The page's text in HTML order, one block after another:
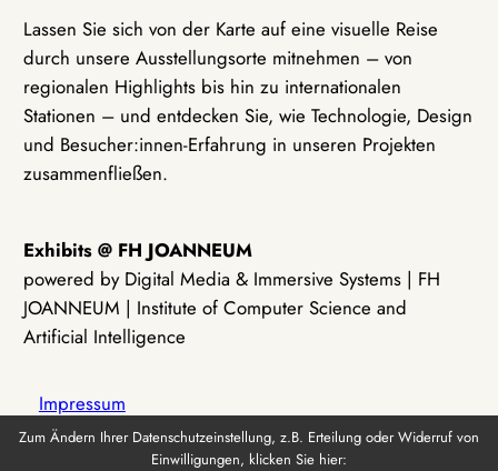
Lassen Sie sich von der Karte auf eine visuelle Reise
durch unsere Ausstellungsorte mitnehmen – von
regionalen Highlights bis hin zu internationalen
Stationen – und entdecken Sie, wie Technologie, Design
und Besucher:innen-Erfahrung in unseren Projekten
zusammenfließen.
Exhibits @ FH JOANNEUM
powered by Digital Media & Immersive Systems | FH
JOANNEUM | Institute of Computer Science and
Artificial Intelligence
Impressum
Zum Ändern Ihrer Datenschutzeinstellung, z.B. Erteilung oder Widerruf von
Einwilligungen, klicken Sie hier: